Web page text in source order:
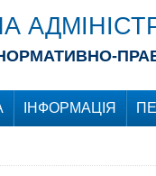
ІНФОРМАЦІЯ